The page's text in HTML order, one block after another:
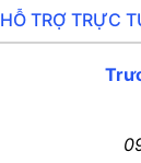
HỖ TRỢ TRỰC